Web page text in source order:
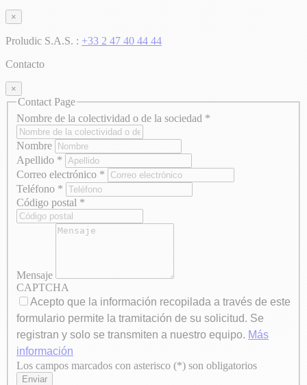
×
Proludic S.A.S. : +33 2 47 40 44 44
Contacto
×
Contact Page
Nombre de la colectividad o de la sociedad *
Nombre
Apellido *
Correo electrónico *
Teléfono *
Código postal *
Mensaje
CAPTCHA
Acepto que la información recopilada a través de este
formulario permite la tramitación de su solicitud. Se
registran y solo se transmiten a nuestro equipo. Más
información
Axeptio consent
Los campos marcados con asterisco (*) son obligatorios
Enviar